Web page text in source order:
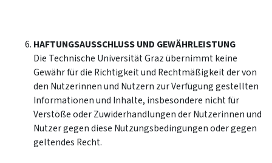
HAFTUNGSAUSSCHLUSS UND GEWÄHRLEISTUNG
Die Technische Universität Graz übernimmt keine
Gewähr für die Richtigkeit und Rechtmäßigkeit der von
den Nutzerinnen und Nutzern zur Verfügung gestellten
Informationen und Inhalte, insbesondere nicht für
Verstöße oder Zuwiderhandlungen der Nutzerinnen und
Nutzer gegen diese Nutzungsbedingungen oder gegen
geltendes Recht.